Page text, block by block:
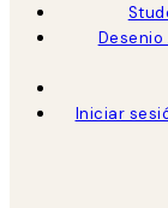
Desenio
Iniciar